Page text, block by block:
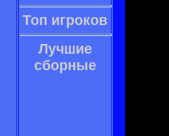
Топ игроков
Лучшие
сборные